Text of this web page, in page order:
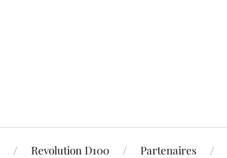
Revolution D100 Partenaires